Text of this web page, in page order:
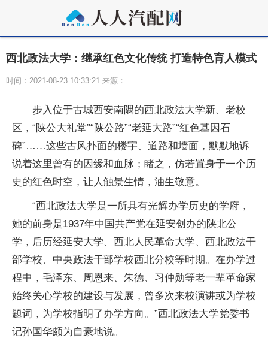
西北政法大学：继承红色文化传统 打造特色育人模式
时间：2021-08-23 10:33:21 来源：
步入位于古城西安南隅的西北政法大学新、老校
区，“陕公大礼堂”“陕公路”“老延大路”“红色基因石
碑”……这些古风扑面的楼宇、道路和墙面，默默地诉
说着这里曾有的因缘和血脉；睹之，仿若置身于一个历
史的红色时空，让人触景生情，油生敬意。
“西北政法大学是一所具有光辉办学历史的学府，
她的前身是1937年中国共产党在延安创办的陕北公
学，后历经延安大学、西北人民革命大学、西北政法干
部学校、中央政法干部学校西北分校等时期。在办学过
程中，毛泽东、周恩来、朱德、习仲勋等老一辈革命家
始终关心学校的建设与发展，曾多次来校演讲或为学校
题词，为学校指明了办学方向。”西北政法大学党委书
记孙国华颇为自豪地说。